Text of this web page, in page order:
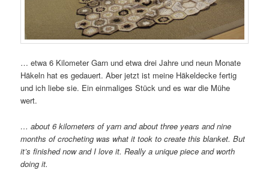
… etwa 6 Kilometer Garn und etwa drei Jahre und neun Monate
Häkeln hat es gedauert. Aber jetzt ist meine Häkeldecke fertig
und ich liebe sie. Ein einmaliges Stück und es war die Mühe
wert.
… about 6 kilometers of yarn and about three years and nine
months of crocheting was what it took to create this blanket. But
it’s finished now and I love it. Really a unique piece and worth
doing it.